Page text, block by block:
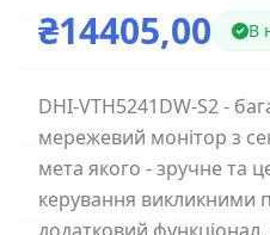
₴14405,00 В
DHI-VTH5241DW-S2 -
мережевий монітор з
мета якого - зручне та
керування викликними